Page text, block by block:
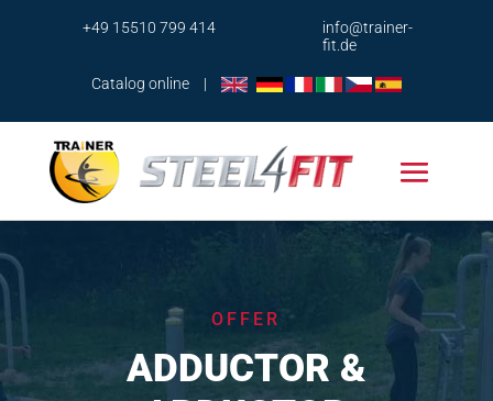
+49 15510 799 414
info@trainer-
fit.de
Catalog online |
OFFER
ADDUCTOR &